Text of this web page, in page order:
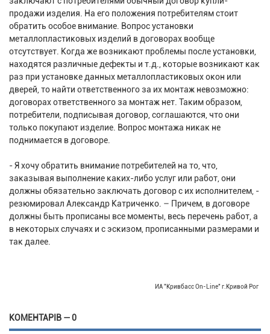
продажи изделия. На его положения потребителям стоит
обратить особое внимание. Вопрос установки
металлопластиковых изделий в договорах вообще
отсутствует. Когда же возникают проблемы после установки,
находятся различные дефекты и т.д., которые возникают как
раз при установке данных металлопластиковых окон или
дверей, то найти ответственного за их монтаж невозможно:
договорах ответственного за монтаж нет. Таким образом,
потребители, подписывая договор, соглашаются, что они
только покупают изделие. Вопрос монтажа никак не
поднимается в договоре.
- Я хочу обратить внимание потребителей на то, что,
заказывая выполнение каких-либо услуг или работ, они
должны обязательно заключать договор с их исполнителем, -
резюмировал Александр Катриченко. – Причем, в договоре
должны быть прописаны все моменты, весь перечень работ, а
в некоторых случаях и с эскизом, прописанными размерами и
так далее.
ИА "Кривбасс On-Line" г.Кривой Рог
КОМЕНТАРІВ — 0